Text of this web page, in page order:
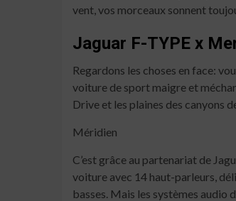
vent, vos morceaux sonnent
Jaguar F-TYPE x
Regardons les choses en face:
voiture de sport maigre et
Drive et les plaines des canyons
Méridien
C’est grâce au partenariat de
voiture avec 14 haut-parleurs,
basses. Mais les systèmes audio